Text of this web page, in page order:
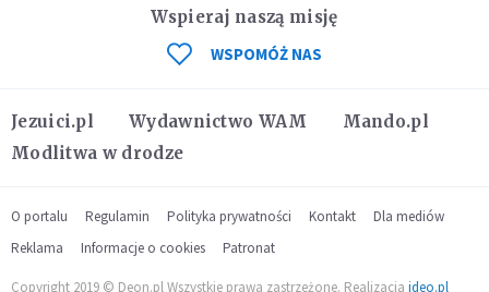
Jezuici.pl Wydawnictwo WAM
Mando.pl
Modlitwa w drodze
Wspieraj naszą misję
WSPOMÓŻ NAS
O portalu Regulamin Polityka prywatności Kontakt
Dla mediów
Reklama
Informacje o cookies Patronat
Copyright 2019 © Deon.pl Wszystkie prawa zastrzeżone. Realizacja ideo.pl